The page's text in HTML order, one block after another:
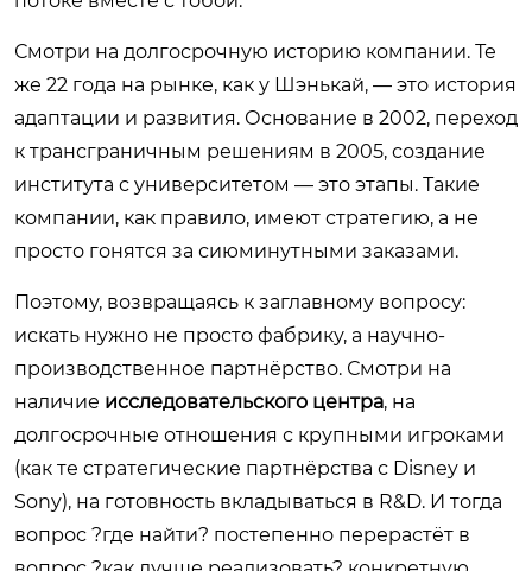
Смотри на долгосрочную историю компании. Те
же 22 года на рынке, как у Шэнькай, — это история
адаптации и развития. Основание в 2002, переход
к трансграничным решениям в 2005, создание
института с университетом — это этапы. Такие
компании, как правило, имеют стратегию, а не
просто гонятся за сиюминутными заказами.
Поэтому, возвращаясь к заглавному вопросу:
искать нужно не просто фабрику, а научно-
производственное партнёрство. Смотри на
наличие исследовательского центра, на
долгосрочные отношения с крупными игроками
(как те стратегические партнёрства с Disney и
Sony), на готовность вкладываться в R&D. И тогда
вопрос ?где найти? постепенно перерастёт в